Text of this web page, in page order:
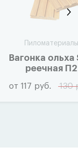
Пиломатериалы
Вагонка ольха
реечная П2
от 117 руб. 130